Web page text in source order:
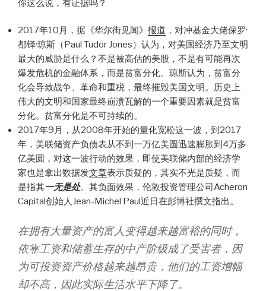
你这么说，有证据吗？
2017年10月，据《华尔街见闻》 报道 ，对冲基金大佬保罗·
都铎·琼斯（Paul Tudor Jones）认为，对美国经济乃至文明
最大的威胁是什么？不是被高估的美股，不是有可能再次
爆发危机的金融体系，而是贫富分化。琼斯认为，贫富分
化会导致战争、革命和重税，最终摧毁美国文明。历史上
伟大的文明和国家最终崩溃瓦解的一个重要因素就是贫富
分化。贫富分化是不可持续的。
2017年9月，从2008年开始的量化宽松这一波，到2017
年，美联储资产负债表从不到一万亿美圆迅速膨胀到4万多
亿美圆，对这一波行动的效果，即使美联储内部的经济学
家也是拿出数据发文章表示质疑的，其实不光是质疑，而
是指其一无是处。其负面效果，伦敦投资管理公司Acheron
Capital创始人Jean-Michel Paul近日在彭博社撰文指出。
在拥有大量资产的富人变得越来越富裕的同时，
依靠工资和储蓄生存的中产阶级成了受害者，因
为可投资资产价格越来越昂贵，他们的工资增幅
却不高，因此实际生活水平下降了。